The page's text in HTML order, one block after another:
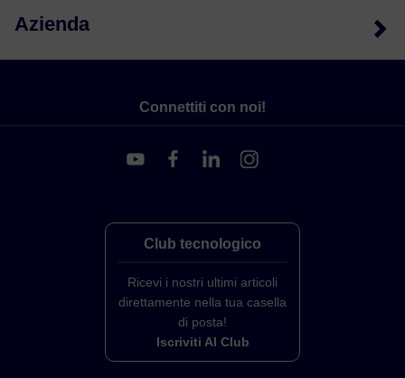
Azienda
Connettiti con noi!
Club tecnologico
Ricevi i nostri ultimi articoli
direttamente nella tua casella
di posta!
Iscriviti Al Club